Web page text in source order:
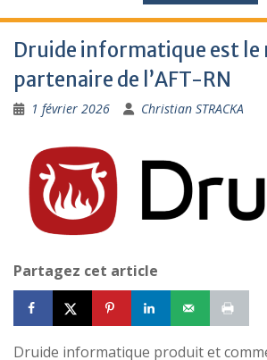
Druide informatique est le
partenaire de l’AFT-RN
1 février 2026 Christian STRACKA
Partagez cet article
Druide informatique produit et